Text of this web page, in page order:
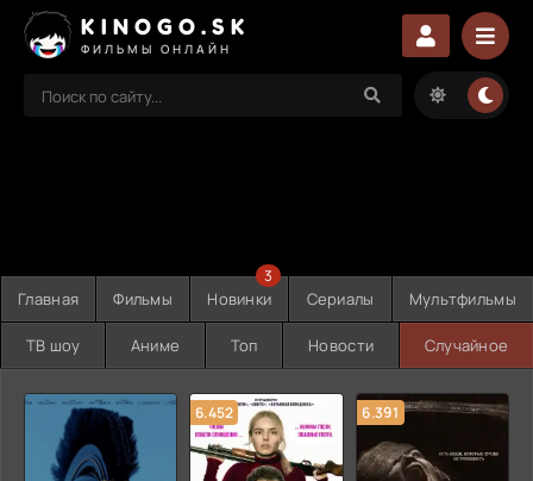
KINOGO.SK
ФИЛЬМЫ ОНЛАЙН
Главная Фильмы Новинки
3
Сериалы Мультфильмы
ТВ шоу Аниме Топ Новости Случайное
6.452 6.391